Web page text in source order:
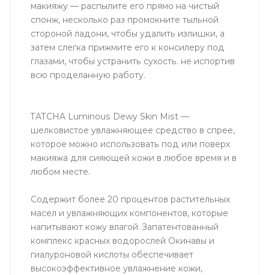
макияжу — распылите его прямо на чистый
спонж, несколько раз промокните тыльной
стороной ладони, чтобы удалить излишки, а
затем слегка прижмите его к консилеру под
глазами, чтобы устранить сухость. не испортив
всю проделанную работу.
TATCHA Luminous Dewy Skin Mist —
шелковистое увлажняющее средство в спрее,
которое можно использовать под или поверх
макияжа для сияющей кожи в любое время и в
любом месте.
Содержит более 20 процентов растительных
масел и увлажняющих компонентов, которые
напитывают кожу влагой. Запатентованный
комплекс красных водорослей Окинавы и
гиалуроновой кислоты обеспечивает
высокоэффективное увлажнение кожи,